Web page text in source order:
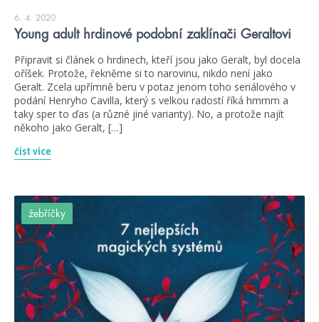
6. 4. 2020
Young adult hrdinové podobní zaklínači Geraltovi
Připravit si článek o hrdinech, kteří jsou jako Geralt, byl docela
oříšek. Protože, řekněme si to narovinu, nikdo není jako
Geralt. Zcela upřímně beru v potaz jenom toho seriálového v
podání Henryho Cavilla, který s velkou radostí říká hmmm a
taky sper to ďas (a různé jiné varianty). No, a protože najít
někoho jako Geralt, […]
číst více
žebříčky